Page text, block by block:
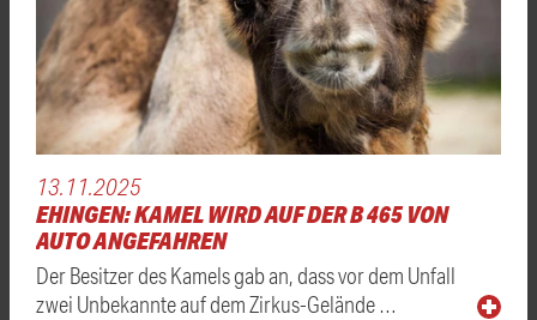
13.11.2025
EHINGEN: KAMEL WIRD AUF DER B 465 VON
AUTO ANGEFAHREN
Der Besitzer des Kamels gab an, dass vor dem Unfall
zwei Unbekannte auf dem Zirkus-Gelände …